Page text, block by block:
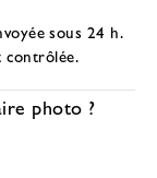
sous 24 h.
contrôlée.
photo ?